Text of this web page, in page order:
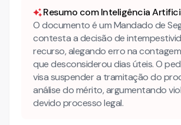
Qual a previsão legal deste Modelo de
Segurança de Decisão que Decreta a
Resumo com Inteligência
O documento é um Mandado de
contesta a decisão de
recurso, alegando erro na
que desconsiderou dias úteis. O
visa suspender a tramitação do
análise do mérito, argumentando
devido processo legal.